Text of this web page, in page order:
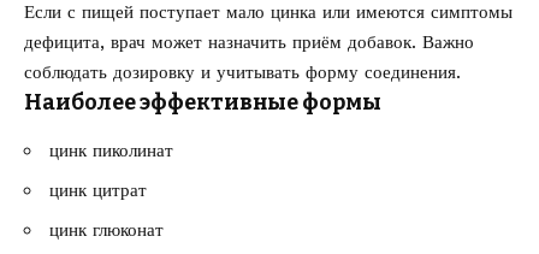
Если с пищей поступает мало цинка или имеются симптомы
дефицита, врач может назначить приём добавок. Важно
соблюдать дозировку и учитывать форму соединения.
Наиболее эффективные формы
цинк пиколинат
цинк цитрат
цинк глюконат